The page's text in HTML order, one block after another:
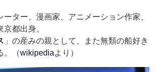
ーター、漫画家、アニメーション作家、
都出身。
」の産みの親として、また無類の船好き
。（wikipediaより）